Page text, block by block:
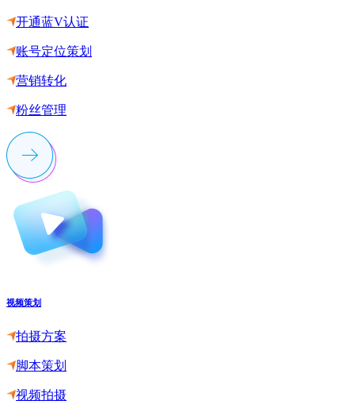
开通蓝V认证
账号定位策划
营销转化
粉丝管理
视频策划
拍摄方案
脚本策划
视频拍摄